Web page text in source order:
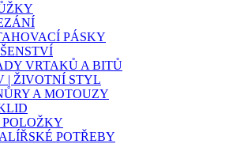
PÁSKY
VRTAKŮ A BITŮ
| ŽIVOTNÍ STYL
A MOTOUZY
POTŘEBY